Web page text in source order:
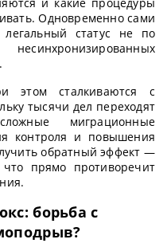
Одновременно сами
легальный статус не по
этом сталкиваются с
тысячи дел переходят
миграционные
контроля и повышения
обратный эффект —
что прямо противоречит
борьба с